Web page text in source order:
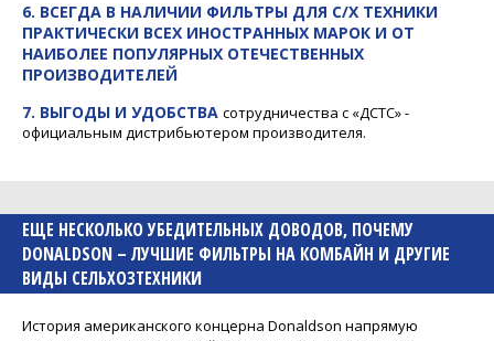
6. ВСЕГДА В НАЛИЧИИ ФИЛЬТРЫ ДЛЯ С/Х ТЕХНИКИ
ПРАКТИЧЕСКИ ВСЕХ ИНОСТРАННЫХ МАРОК И ОТ
НАИБОЛЕЕ ПОПУЛЯРНЫХ ОТЕЧЕСТВЕННЫХ
ПРОИЗВОДИТЕЛЕЙ
7. ВЫГОДЫ И УДОБСТВА сотрудничества с «ДСТС» -
официальным дистрибьютером производителя.
ЕЩЕ НЕСКОЛЬКО УБЕДИТЕЛЬНЫХ ДОВОДОВ, ПОЧЕМУ
DONALDSON – ЛУЧШИЕ ФИЛЬТРЫ НА КОМБАЙН И ДРУГИЕ
ВИДЫ СЕЛЬХОЗТЕХНИКИ
История американского концерна Donaldson напрямую